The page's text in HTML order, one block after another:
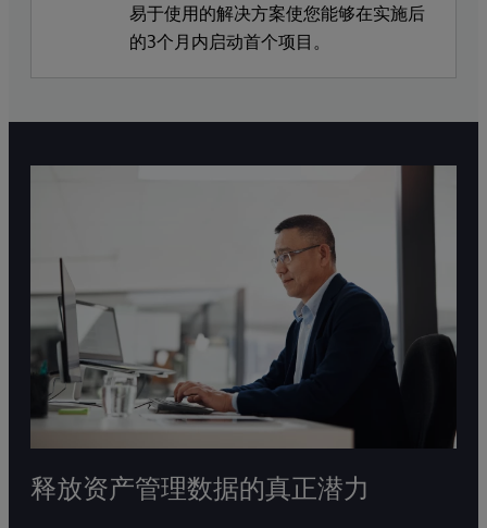
易于使用的解决方案使您能够在实施后
的3个月内启动首个项目。
释放资产管理数据的真正潜力